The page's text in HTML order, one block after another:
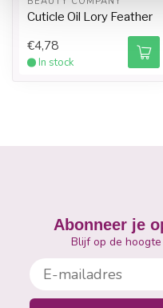
Cuticle Oil Lory Feather
€4,78
In stock
Abonneer je
Blijf op de
E-mailadres